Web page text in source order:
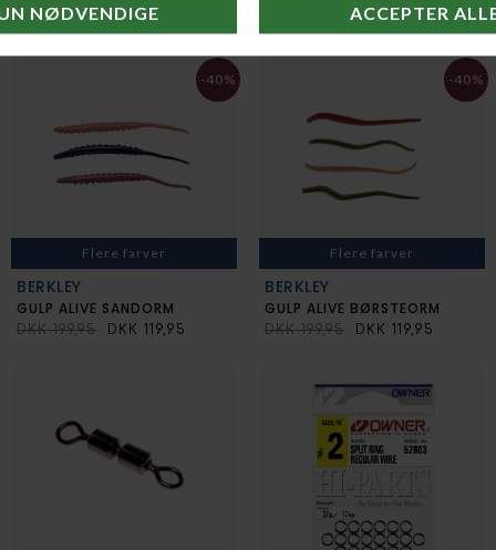
DKK 54,95 DKK 119,95
-40%
Flere farver
BERKLEY
GULP ALIVE SANDORM
DKK 199,95 DKK 119,95
-40%
Flere farver
BERKLEY
GULP ALIVE BØRSTEORM
DKK 199,95 DKK 119,95